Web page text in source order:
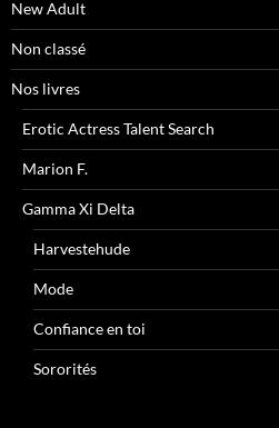
New Adult
Non classé
Nos livres
Erotic Actress Talent Search
Marion F.
Gamma Xi Delta
Harvestehude
Mode
Confiance en toi
Sororités